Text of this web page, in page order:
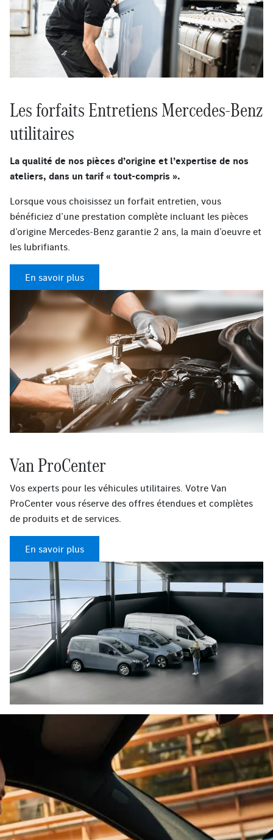
Les forfaits Entretiens Mercedes-Benz
utilitaires
La qualité de nos pièces d’origine et l’expertise de nos
ateliers, dans un tarif « tout-compris ».
Lorsque vous choisissez un forfait entretien, vous
bénéficiez d’une prestation complète incluant les pièces
d’origine Mercedes-Benz garantie 2 ans, la main d’oeuvre et
les lubrifiants.
En savoir plus
Van ProCenter
Vos experts pour les véhicules utilitaires. Votre Van
ProCenter vous réserve des offres étendues et complètes
de produits et de services.
En savoir plus